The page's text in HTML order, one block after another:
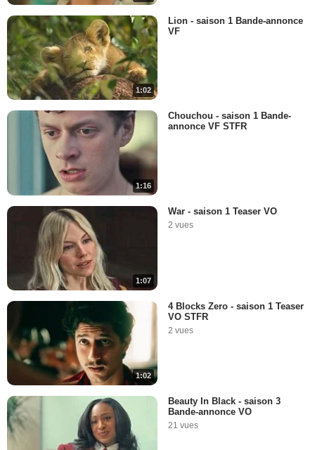
1:02
Lion - saison 1 Bande-annonce
VF
1:16
Chouchou - saison 1 Bande-
annonce VF STFR
1:07
War - saison 1 Teaser VO
2 vues
1:02
4 Blocks Zero - saison 1 Teaser
VO STFR
2 vues
Beauty In Black - saison 3
Bande-annonce VO
21 vues